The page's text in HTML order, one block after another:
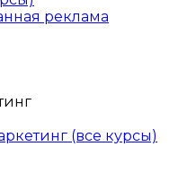
реклама
(все курсы)